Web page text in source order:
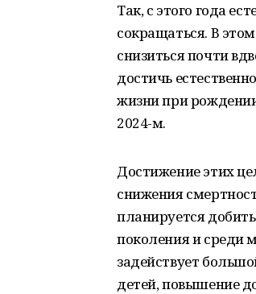
Так, с этого года
сокращаться. В
снизиться почти
достичь
жизни при
2024-м.
Достижение этих
снижения
планируется
поколения и среди
задействует
детей, повышение